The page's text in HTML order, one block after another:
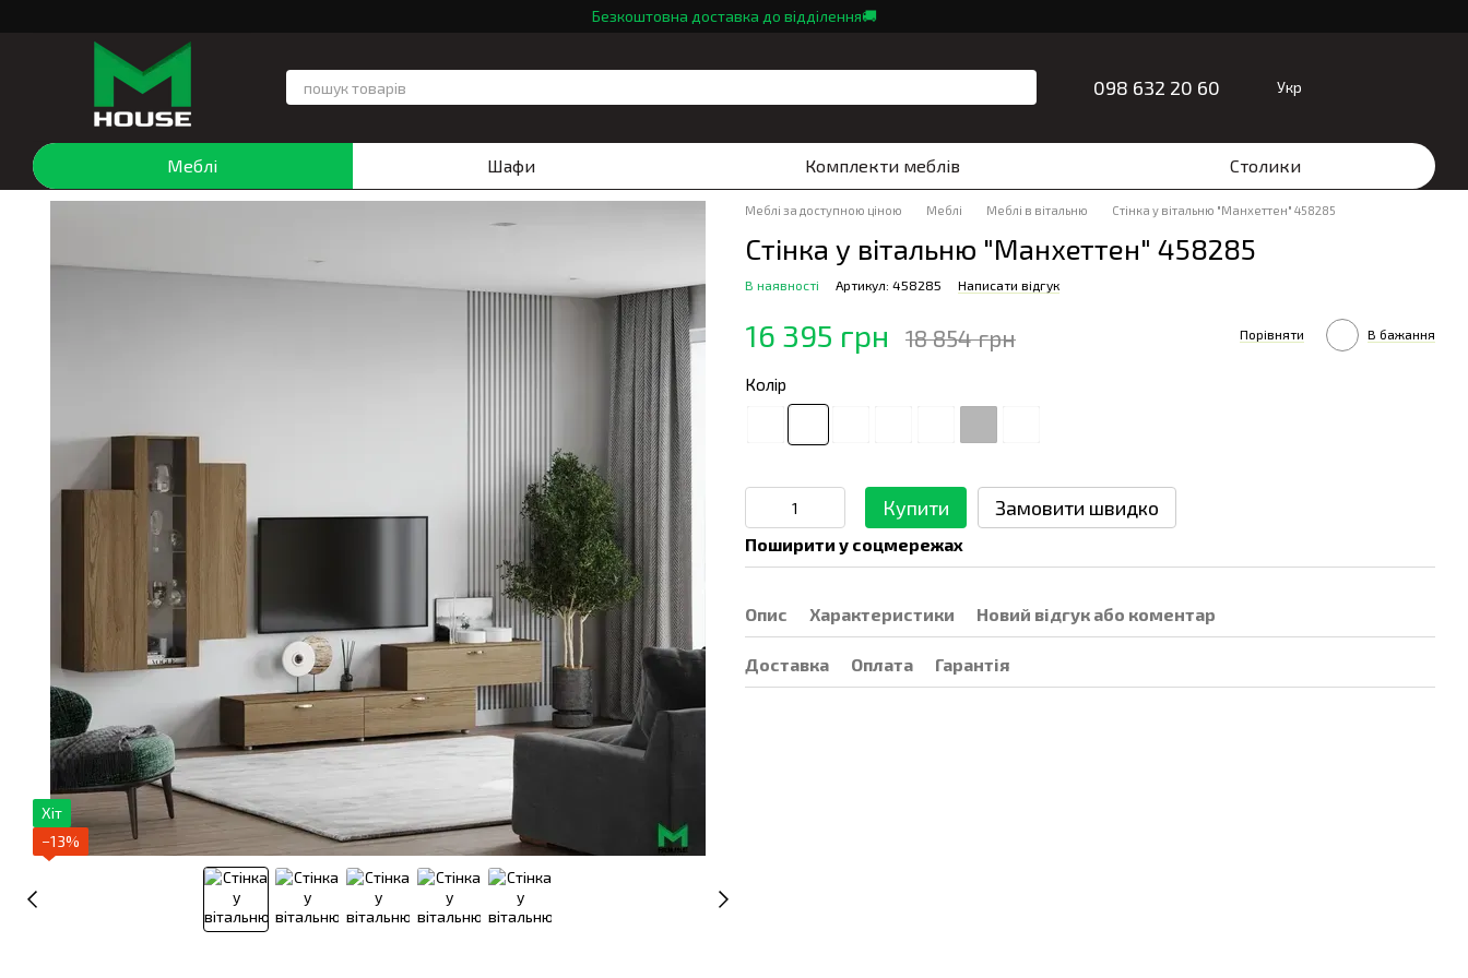
Безкоштовна доставка до відділення🚚
098 632 20 60 Укр
Меблі Шафи Комплекти меблів Столики
Хіт
−13%
Меблі за доступною ціною Меблі Меблі в вітальню Стінка у вітальню "Манхеттен" 458285
Стінка у вітальню "Манхеттен" 458285
В наявності Артикул: 458285 Написати відгук
16 395 грн 18 854 грн Порівняти В бажання
Колір
Купити Замовити швидко
Поширити у соцмережах
Опис Характеристики Новий відгук або коментар
Доставка Оплата Гарантія